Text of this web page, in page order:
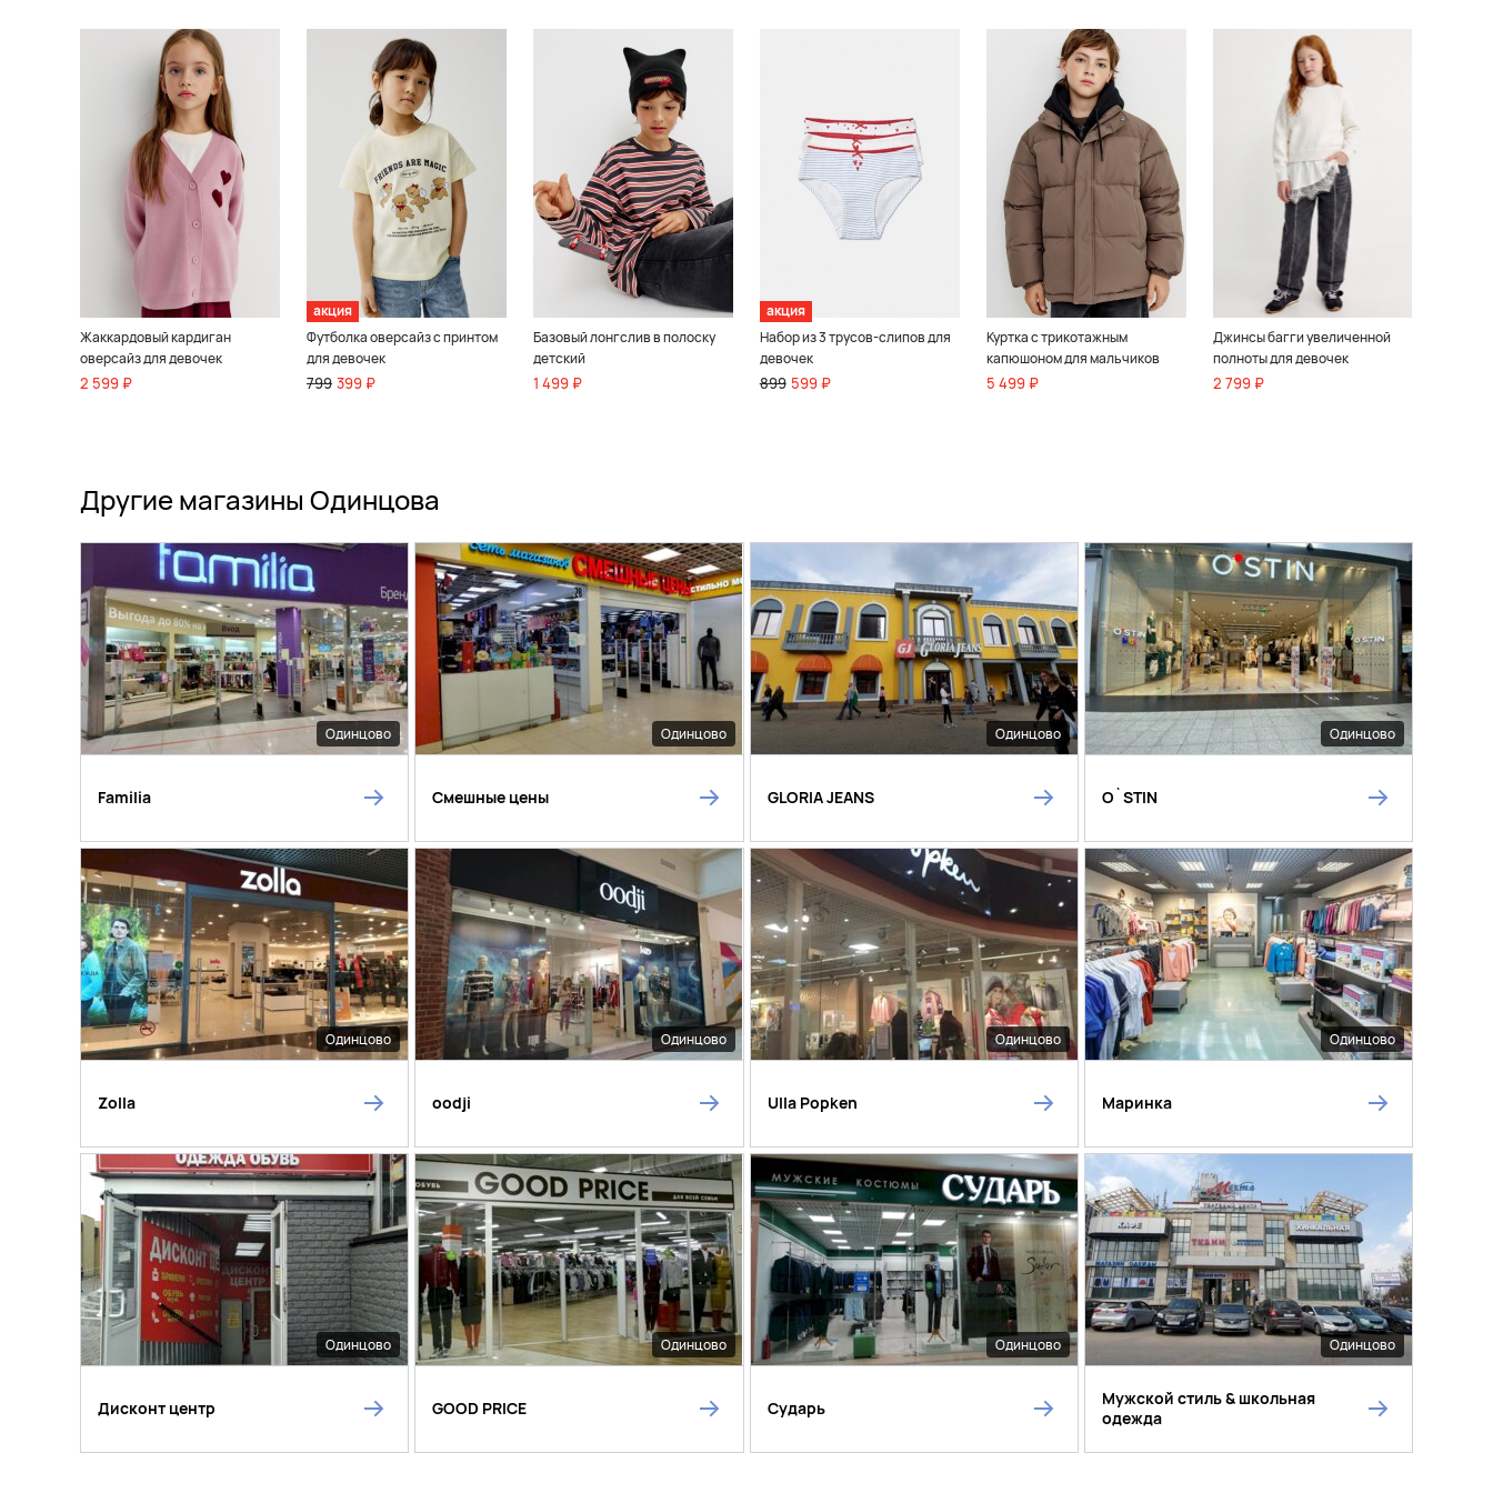
Жаккардовый кардиган
оверсайз для девочек
2 599 ₽
акция
Футболка оверсайз с принтом
для девочек
799 399 ₽
Базовый лонгслив в полоску
детский
1 499 ₽
акция
Набор из 3 трусов-слипов для
девочек
899 599 ₽
Куртка с трикотажным
капюшоном для мальчиков
5 499 ₽
Джинсы багги увеличенной
полноты для девочек
2 799 ₽
Другие магазины Одинцова
Одинцово
Familia
Одинцово
Смешные цены
Одинцово
GLORIA JEANS
Одинцово
O`STIN
Одинцово
Zolla
Одинцово
oodji
Одинцово
Ulla Popken
Одинцово
Маринка
Одинцово
Дисконт центр
Одинцово
GOOD PRICE
Одинцово
Сударь
Одинцово
Мужской стиль & школьная
одежда